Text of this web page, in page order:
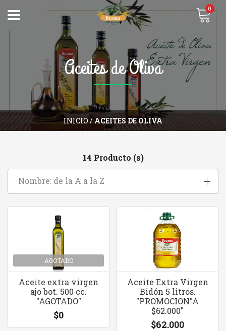
0
INICIO/ACEITES DE OLIVA
Aceites de Oliva
14 Producto (s)
Nombre: de la A a la Z
AGOTADO
Aceite extra virgen
ajo bot. 500 cc.
"AGOTADO"
$0
Aceite Extra Virgen
Bidón 5 litros.
"PROMOCION"A
$62.000"
$62.000